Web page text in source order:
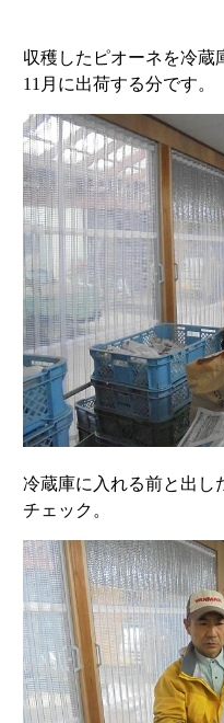
収穫したピオーネを冷蔵
11月に出荷する分です。
冷蔵庫に入れる前と出し
チェック。